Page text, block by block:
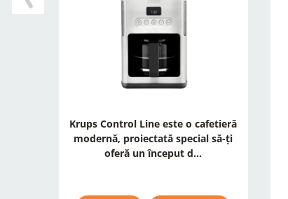
Krups Control Line este o cafetieră
modernă, proiectată special să-ți
oferă un început d...